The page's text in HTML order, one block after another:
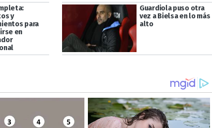
y
para
en
Guardiola puso otra
vez a Bielsa en lo más
alto